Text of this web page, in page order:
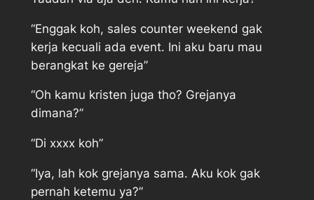
“Enggak koh, sales counter weekend gak
kerja kecuali ada event. Ini aku baru mau
berangkat ke gereja”
“Oh kamu kristen juga tho? Grejanya
dimana?”
“Di xxxx koh”
“Iya, lah kok grejanya sama. Aku kok gak
pernah ketemu ya?”